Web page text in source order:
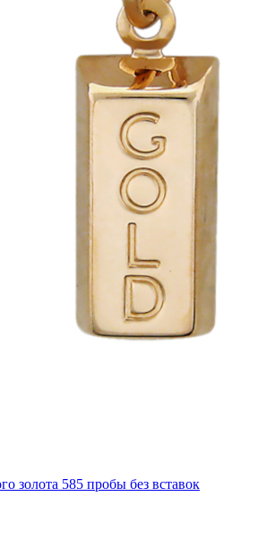
золота 585 пробы без вставок